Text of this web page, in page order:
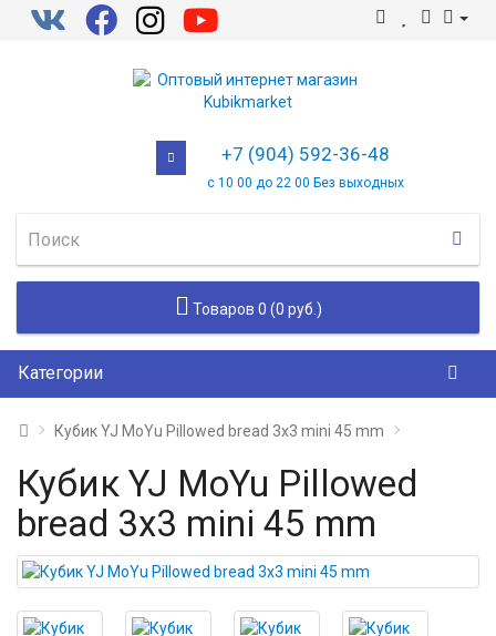
+7 (904) 592-36-48
с 10 00 до 22 00 Без выходных
Товаров 0 (0 руб.)
Категории
Кубик YJ MoYu Pillowed bread 3x3 mini 45 mm
Кубик YJ MoYu Pillowed
bread 3x3 mini 45 mm